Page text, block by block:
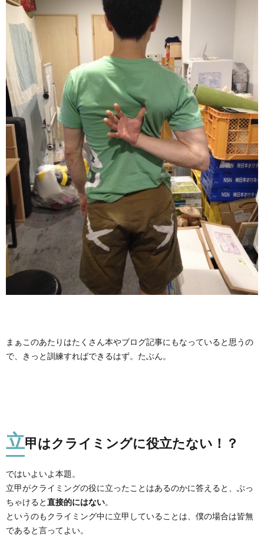
まぁこのあたりはたくさん本やブログ記事にもなっていると思うの
で、きっと訓練すればできるはず。たぶん。
立甲はクライミングに役立たない！？
ではいよいよ本題。
立甲がクライミングの役に立ったことはあるのかに答えると、ぶっ
ちゃけると直接的にはない。
というのもクライミング中に立甲していることは、僕の場合は皆無
であると言ってよい。